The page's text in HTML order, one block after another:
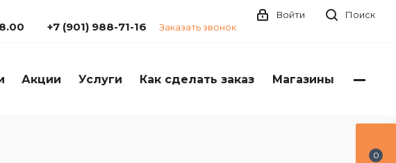
Поиск
Войти
+7 (901) 988-71-16 Заказать звонок
Акции Услуги Как сделать заказ Магазины
0